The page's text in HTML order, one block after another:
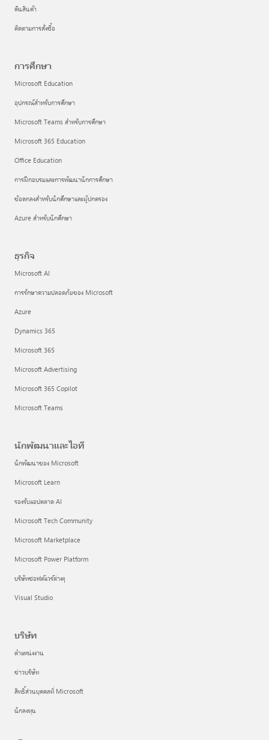
คืนสินค้า
ติดตามการสั่งซื้อ
การศึกษา
Microsoft Education
อุปกรณ์สำหรับการศึกษา
Microsoft Teams สำหรับการศึกษา
Microsoft 365 Education
Office Education
การฝึกอบรมและการพัฒนานักการศึกษา
ข้อตกลงสำหรับนักศึกษาและผู้ปกครอง
Azure สำหรับนักศึกษา
ธุรกิจ
Microsoft AI
การรักษาความปลอดภัยของ Microsoft
Azure
Dynamics 365
Microsoft 365
Microsoft Advertising
Microsoft 365 Copilot
Microsoft Teams
นักพัฒนาและไอที
นักพัฒนาของ Microsoft
Microsoft Learn
รองรับแอปตลาด AI
Microsoft Tech Community
Microsoft Marketplace
Microsoft Power Platform
บริษัทซอฟต์แวร์ต่างๆ
Visual Studio
บริษัท
ตำแหน่งงาน
ข่าวบริษัท
สิทธิ์ส่วนบุคคลที่ Microsoft
นักลงทุน